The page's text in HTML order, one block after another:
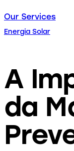
Our Services
Energia Solar
A
da